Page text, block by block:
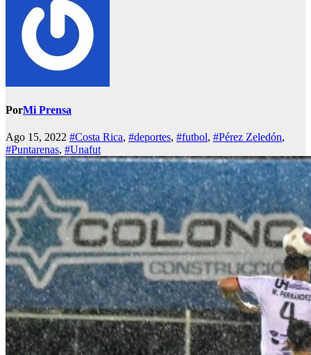
PorMi Prensa
Ago 15, 2022 #Costa Rica, #deportes, #futbol, #Pérez Zeledón,
#Puntarenas, #Unafut